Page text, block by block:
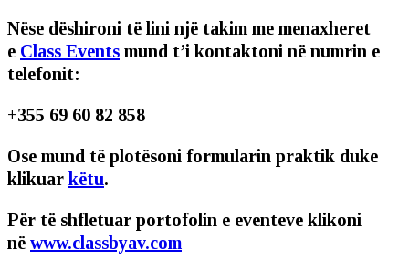
Nëse dëshironi të lini një takim me menaxheret
e Class Events mund t’i kontaktoni në numrin e
telefonit:
+355 69 60 82 858
Ose mund të plotësoni formularin praktik duke
klikuar këtu.
Për të shfletuar portofolin e eventeve klikoni
në www.classbyav.com